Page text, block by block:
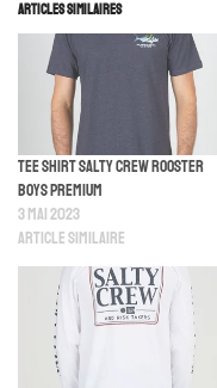
Articles similaires
Tee Shirt Salty Crew Rooster
Boys Premium
3 mai 2023
Article similaire